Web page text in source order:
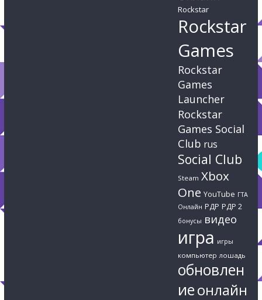
Rockstar
Rockstar
Games
Rockstar
Games
Launcher
Rockstar
Games Social
Club rus
Social Club
Steam Xbox
One YouTube ГТА
Онлайн РДР РДР 2
бонусы видео
игра игры
компьютер лошадь
обновлен
иеонлайн